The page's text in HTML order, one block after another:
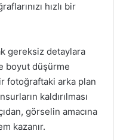
hızlı bir
gereksiz detaylara
boyut düşürme
fotoğraftaki arka plan
kaldırılması
görselin amacına
kazanır.